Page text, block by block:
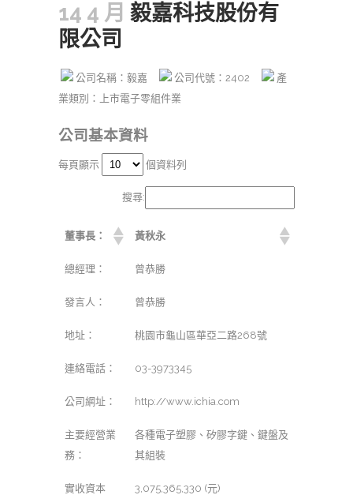
14 4 月 毅嘉科技股份有
限公司
公司名稱：毅嘉 公司代號：2402
產
業類別：上市電子零組件業
公司基本資料
每頁顯示 個資料列
搜尋:
董事長： 黃秋永
總經理： 曾恭勝
發言人： 曾恭勝
地址： 桃園市龜山區華亞二路268號
連絡電話： 03-3973345
公司網址： http://www.ichia.com
主要經營業
務：
各種電子塑膠、矽膠字鍵、鍵盤及
其組裝
實收資本
3,075,365,330 (元)